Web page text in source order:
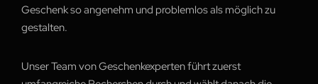
Geschenk so angenehm und problemlos als möglich zu
gestalten.
Unser Team von Geschenkexperten führt zuerst